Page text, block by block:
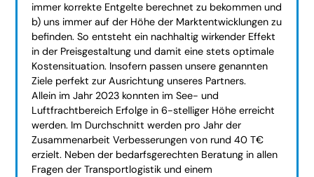
immer korrekte Entgelte berechnet zu bekommen und
b) uns immer auf der Höhe der Marktentwicklungen zu
befinden. So entsteht ein nachhaltig wirkender Effekt
in der Preisgestaltung und damit eine stets optimale
Kostensituation. Insofern passen unsere genannten
Ziele perfekt zur Ausrichtung unseres Partners.
Allein im Jahr 2023 konnten im See- und
Luftfrachtbereich Erfolge in 6-stelliger Höhe erreicht
werden. Im Durchschnitt werden pro Jahr der
Zusammenarbeit Verbesserungen von rund 40 T€
erzielt. Neben der bedarfsgerechten Beratung in allen
Fragen der Transportlogistik und einem